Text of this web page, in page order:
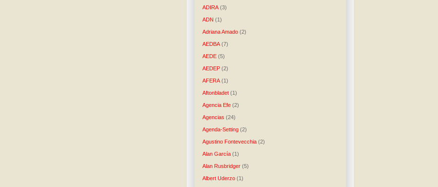
ADIRA (3)
ADN (1)
Adriana Amado (2)
AEDBA (7)
AEDE (5)
AEDEP (2)
AFERA (1)
Aftonbladet (1)
Agencia Efe (2)
Agencias (24)
Agenda-Setting (2)
Agustino Fontevecchia (2)
Alan García (1)
Alan Rusbridger (5)
Albert Uderzo (1)